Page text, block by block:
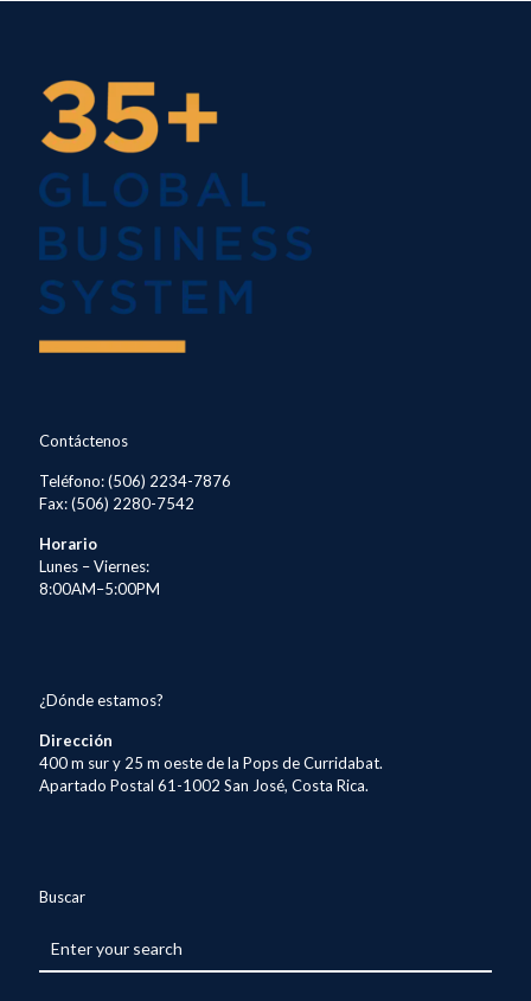
Contáctenos
Teléfono: (506) 2234-7876
Fax: (506) 2280-7542
Horario
Lunes – Viernes:
8:00AM–5:00PM
¿Dónde estamos?
Dirección
400 m sur y 25 m oeste de la Pops de Curridabat.
Apartado Postal 61-1002 San José, Costa Rica.
Buscar